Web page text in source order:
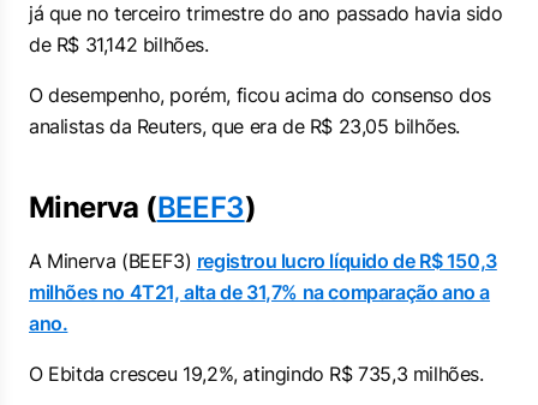
já que no terceiro trimestre do ano passado havia sido
de R$ 31,142 bilhões.
O desempenho, porém, ficou acima do consenso dos
analistas da Reuters, que era de R$ 23,05 bilhões.
Minerva (BEEF3)
A Minerva (BEEF3) registrou lucro líquido de R$ 150,3
milhões no 4T21, alta de 31,7% na comparação ano a
ano.
O Ebitda cresceu 19,2%, atingindo R$ 735,3 milhões.